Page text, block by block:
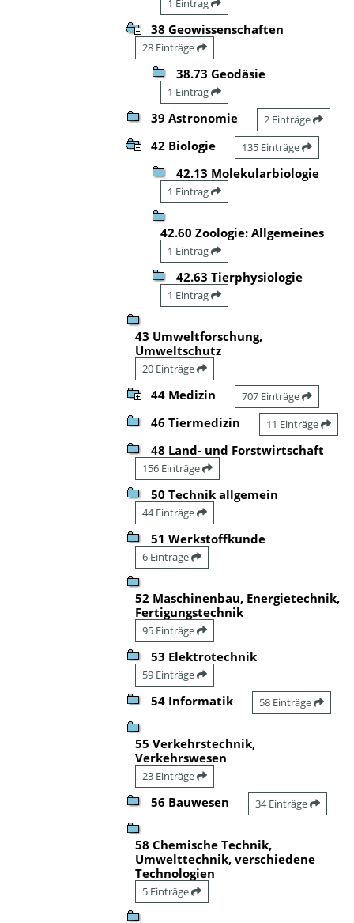
1 Eintrag
38 Geowissenschaften
28 Einträge
38.73 Geodäsie
1 Eintrag
39 Astronomie 2 Einträge
42 Biologie 135 Einträge
42.13 Molekularbiologie
1 Eintrag
42.60 Zoologie: Allgemeines
1 Eintrag
42.63 Tierphysiologie
1 Eintrag
43 Umweltforschung,
Umweltschutz
20 Einträge
44 Medizin 707 Einträge
46 Tiermedizin 11 Einträge
48 Land- und Forstwirtschaft
156 Einträge
50 Technik allgemein
44 Einträge
51 Werkstoffkunde
6 Einträge
52 Maschinenbau, Energietechnik,
Fertigungstechnik
95 Einträge
53 Elektrotechnik
59 Einträge
54 Informatik 58 Einträge
55 Verkehrstechnik,
Verkehrswesen
23 Einträge
56 Bauwesen 34 Einträge
58 Chemische Technik,
Umwelttechnik, verschiedene
Technologien
5 Einträge